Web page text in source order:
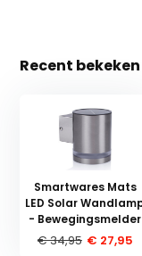
Recent bekeken
Smartwares Mats
LED Solar
- Bewegingsmelder
€ 34,95 € 27,95